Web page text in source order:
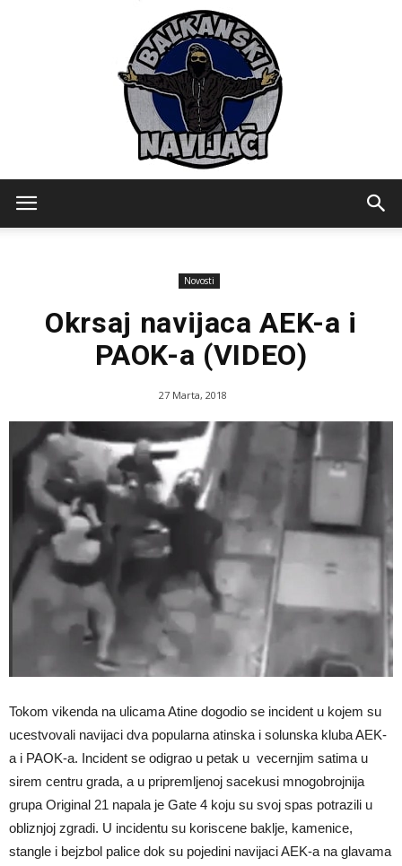
Novosti
Okrsaj navijaca AEK-a i
PAOK-a (VIDEO)
27 Marta, 2018
Tokom vikenda na ulicama Atine dogodio se incident u kojem su
ucestvovali navijaci dva popularna atinska i solunska kluba AEK-
a i PAOK-a. Incident se odigrao u petak u vecernjim satima u
sirem centru grada, a u pripremljenoj sacekusi mnogobrojnija
grupa Original 21 napala je Gate 4 koju su svoj spas potrazili u
obliznjoj zgradi. U incidentu su koriscene baklje, kamenice,
stangle i bejzbol palice dok su pojedini navijaci AEK-a na glavama